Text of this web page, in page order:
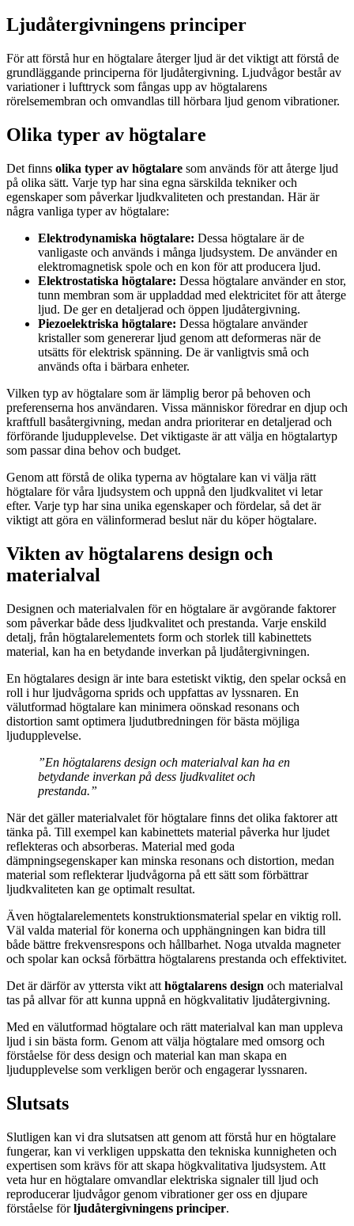
Ljudåtergivningens principer
För att förstå hur en högtalare återger ljud är det viktigt att förstå de
grundläggande principerna för ljudåtergivning. Ljudvågor består av
variationer i lufttryck som fångas upp av högtalarens
rörelsemembran och omvandlas till hörbara ljud genom vibrationer.
Olika typer av högtalare
Det finns olika typer av högtalare som används för att återge ljud
på olika sätt. Varje typ har sina egna särskilda tekniker och
egenskaper som påverkar ljudkvaliteten och prestandan. Här är
några vanliga typer av högtalare:
Elektrodynamiska högtalare: Dessa högtalare är de
vanligaste och används i många ljudsystem. De använder en
elektromagnetisk spole och en kon för att producera ljud.
Elektrostatiska högtalare: Dessa högtalare använder en stor,
tunn membran som är uppladdad med elektricitet för att återge
ljud. De ger en detaljerad och öppen ljudåtergivning.
Piezoelektriska högtalare: Dessa högtalare använder
kristaller som genererar ljud genom att deformeras när de
utsätts för elektrisk spänning. De är vanligtvis små och
används ofta i bärbara enheter.
Vilken typ av högtalare som är lämplig beror på behoven och
preferenserna hos användaren. Vissa människor föredrar en djup och
kraftfull basåtergivning, medan andra prioriterar en detaljerad och
förförande ljudupplevelse. Det viktigaste är att välja en högtalartyp
som passar dina behov och budget.
Genom att förstå de olika typerna av högtalare kan vi välja rätt
högtalare för våra ljudsystem och uppnå den ljudkvalitet vi letar
efter. Varje typ har sina unika egenskaper och fördelar, så det är
viktigt att göra en välinformerad beslut när du köper högtalare.
Vikten av högtalarens design och
materialval
Designen och materialvalen för en högtalare är avgörande faktorer
som påverkar både dess ljudkvalitet och prestanda. Varje enskild
detalj, från högtalarelementets form och storlek till kabinettets
material, kan ha en betydande inverkan på ljudåtergivningen.
En högtalares design är inte bara estetiskt viktig, den spelar också en
roll i hur ljudvågorna sprids och uppfattas av lyssnaren. En
välutformad högtalare kan minimera oönskad resonans och
distortion samt optimera ljudutbredningen för bästa möjliga
ljudupplevelse.
”En högtalarens design och materialval kan ha en
betydande inverkan på dess ljudkvalitet och
prestanda.”
När det gäller materialvalet för högtalare finns det olika faktorer att
tänka på. Till exempel kan kabinettets material påverka hur ljudet
reflekteras och absorberas. Material med goda
dämpningsegenskaper kan minska resonans och distortion, medan
material som reflekterar ljudvågorna på ett sätt som förbättrar
ljudkvaliteten kan ge optimalt resultat.
Även högtalarelementets konstruktionsmaterial spelar en viktig roll.
Väl valda material för konerna och upphängningen kan bidra till
både bättre frekvensrespons och hållbarhet. Noga utvalda magneter
och spolar kan också förbättra högtalarens prestanda och effektivitet.
Det är därför av yttersta vikt att högtalarens design och materialval
tas på allvar för att kunna uppnå en högkvalitativ ljudåtergivning.
Med en välutformad högtalare och rätt materialval kan man uppleva
ljud i sin bästa form. Genom att välja högtalare med omsorg och
förståelse för dess design och material kan man skapa en
ljudupplevelse som verkligen berör och engagerar lyssnaren.
Slutsats
Slutligen kan vi dra slutsatsen att genom att förstå hur en högtalare
fungerar, kan vi verkligen uppskatta den tekniska kunnigheten och
expertisen som krävs för att skapa högkvalitativa ljudsystem. Att
veta hur en högtalare omvandlar elektriska signaler till ljud och
reproducerar ljudvågor genom vibrationer ger oss en djupare
förståelse förljudåtergivningens principer.